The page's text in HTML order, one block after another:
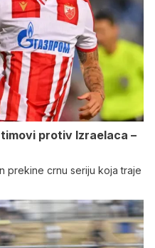
protiv Izraelaca –
prekine crnu seriju koja traje